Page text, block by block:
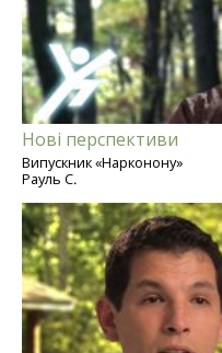
Нові перспективи
Випускник «Нарконону»
Рауль С.